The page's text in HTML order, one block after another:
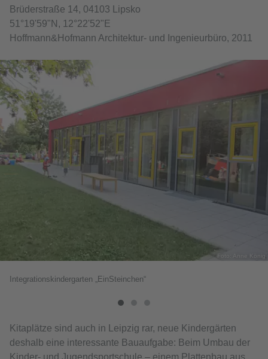
Brüderstraße 14, 04103 Lipsko
51°19'59"N, 12°22'52"E
Hoffmann&Hofmann Architektur- und Ingenieurbüro, 2011
Foto: Anne König
Integrationskindergarten „EinSteinchen“
Kitaplätze sind auch in Leipzig rar, neue Kindergärten
deshalb eine interessante Bauaufgabe: Beim Umbau der
Kinder- und Jugendsportschule – einem Plattenbau aus